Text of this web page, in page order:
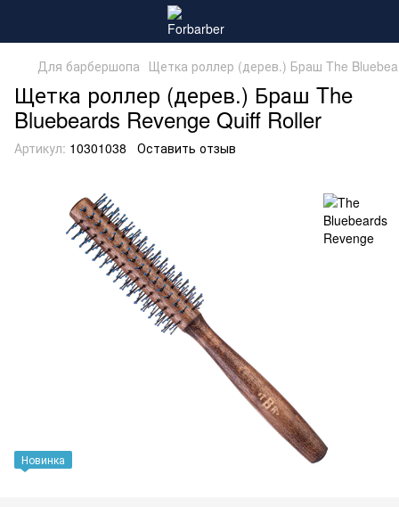
Для барбершопа Щетка роллер (дерев.) Браш The
Щетка роллер (дерев.) Браш The
Bluebeards Revenge Quiff Roller
Артикул: 10301038 Оставить отзыв
Новинка